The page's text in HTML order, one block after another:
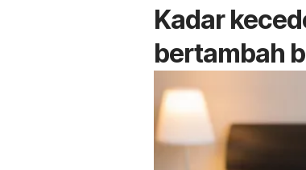
Kadar
bertambah